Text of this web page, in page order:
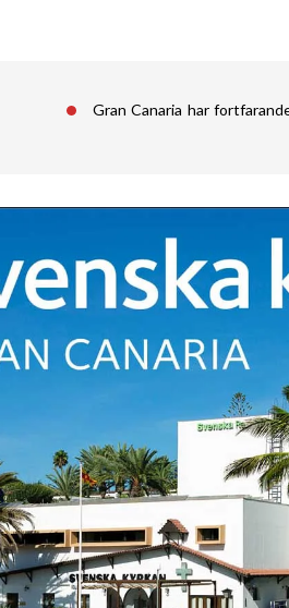
Gran Canaria har